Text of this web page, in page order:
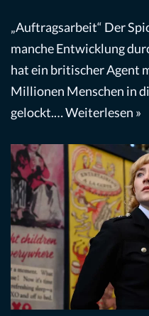
„Auftragsarbeit“ Der
manche Entwicklung
hat ein britischer Agent
Millionen Menschen in
gelockt.…Weiterlesen »